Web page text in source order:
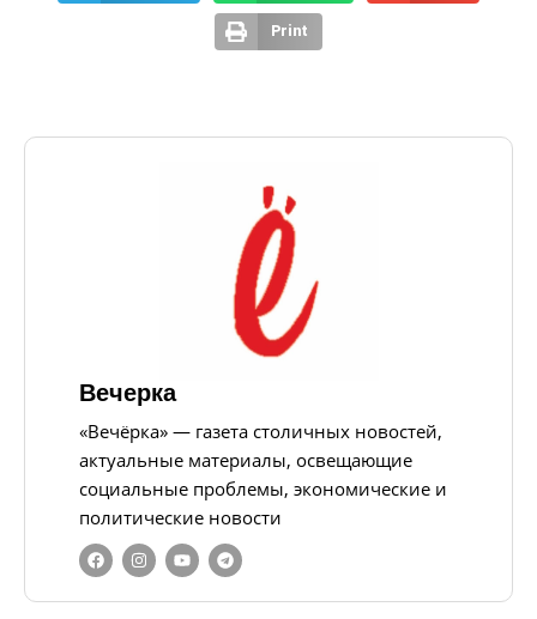
Print
Вечерка
«Вечёрка» — газета столичных новостей,
актуальные материалы, освещающие
социальные проблемы, экономические и
политические новости